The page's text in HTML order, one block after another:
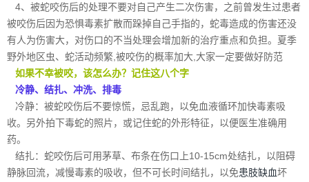
4、被蛇咬伤后的处理不要对自己产生二次伤害，之前曾发生过患者
被咬伤后因为恐惧毒素扩散而跺掉自己手指的，蛇毒造成的伤害还没
有人为伤害大，对伤口的不当处理会增加新的治疗重点和负担。夏季
野外地区虫、蛇活动频繁,被咬伤的概率加大,大家一定要做好防范
如果不幸被咬，该怎么办？记住这八个字
冷静、结扎、冲洗、排毒
冷静：被蛇咬伤后不要惊慌，忌乱跑，以免血液循环加快毒素吸
收。另外拍下毒蛇的照片，或记住蛇的外形特征，以便医生准确用
药。
结扎：蛇咬伤后可用茅草、布条在伤口上10-15cm处结扎，以阻碍
静脉回流，减慢毒素的吸收，但不可长时间结扎，以免患肢缺血坏